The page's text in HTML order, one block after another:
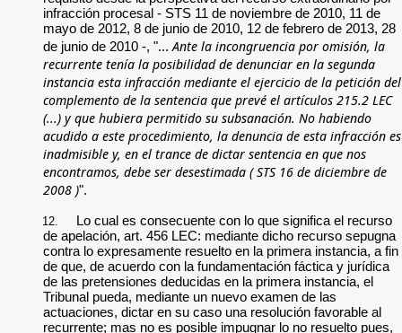
infracción procesal - STS 11 de noviembre de 2010, 11 de
mayo de 2012, 8 de junio de 2010, 12 de febrero de 2013, 28
de junio de 2010 -, "... Ante la incongruencia por omisión, la
recurrente tenía la posibilidad de denunciar en la segunda
instancia esta infracción mediante el ejercicio de la petición del
complemento de la sentencia que prevé el artículos 215.2 LEC
(...) y que hubiera permitido su subsanación. No habiendo
acudido a este procedimiento, la denuncia de esta infracción es
inadmisible y, en el trance de dictar sentencia en que nos
encontramos, debe ser desestimada ( STS 16 de diciembre de
2008 )".
12.
Lo cual es consecuente con lo que significa el recurso
de apelación, art. 456 LEC: mediante dicho recurso sepugna
contra lo expresamente resuelto en la primera instancia, a fin
de que, de acuerdo con la fundamentación fáctica y jurídica
de las pretensiones deducidas en la primera instancia, el
Tribunal pueda, mediante un nuevo examen de las
actuaciones, dictar en su caso una resolución favorable al
recurrente; mas no es posible impugnar lo no resuelto pues,